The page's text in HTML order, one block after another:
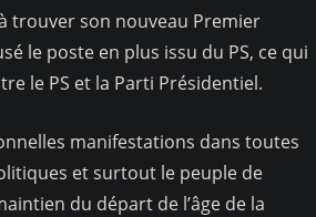
trouver son nouveau Premier
le poste en plus issu du PS, ce qui
le PS et la Parti Présidentiel.
manifestations dans toutes
et surtout le peuple de
du départ de l’âge de la